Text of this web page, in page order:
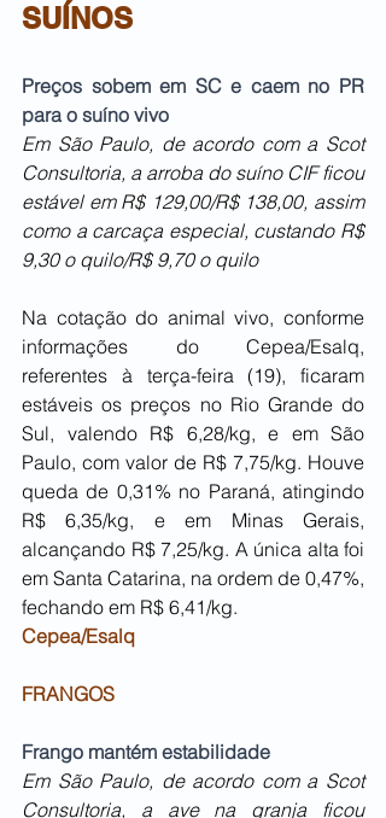
SUÍNOS
Preços sobem em SC e caem no PR
para o suíno vivo
Em São Paulo, de acordo com a Scot
Consultoria, a arroba do suíno CIF ficou
estável em R$ 129,00/R$ 138,00, assim
como a carcaça especial, custando R$
9,30 o quilo/R$ 9,70 o quilo
Na cotação do animal vivo, conforme
informações do Cepea/Esalq,
referentes à terça-feira (19), ficaram
estáveis os preços no Rio Grande do
Sul, valendo R$ 6,28/kg, e em São
Paulo, com valor de R$ 7,75/kg. Houve
queda de 0,31% no Paraná, atingindo
R$ 6,35/kg, e em Minas Gerais,
alcançando R$ 7,25/kg. A única alta foi
em Santa Catarina, na ordem de 0,47%,
fechando em R$ 6,41/kg.
Cepea/Esalq
FRANGOS
Frango mantém estabilidade
Em São Paulo, de acordo com a Scot
Consultoria, a ave na granja ficou